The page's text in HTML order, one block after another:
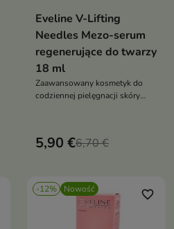
Eveline V-Lifting
Needles Mezo-serum
regenerujące do twarzy
18 ml
Zaawansowany kosmetyk do
codziennej pielęgnacji skóry
5,90 €6,70 €
-12% Nowość favorite_border